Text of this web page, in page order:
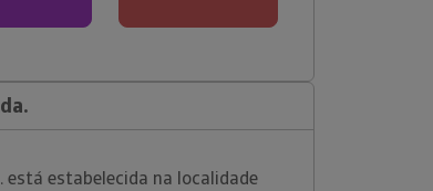
está estabelecida na localidade